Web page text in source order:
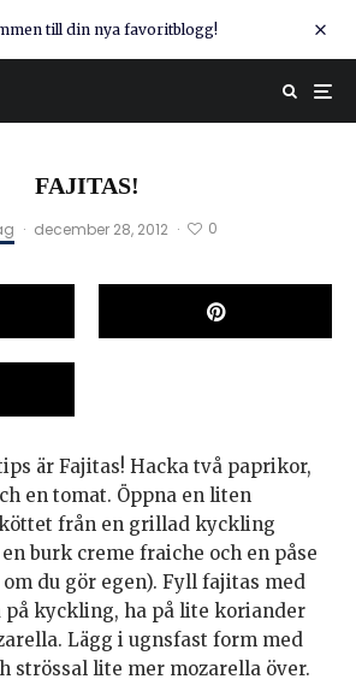
till din nya favoritblogg!
FAJITAS!
· december 28, 2012 · 0
är Fajitas! Hacka två paprikor,
en tomat. Öppna en liten
från en grillad kyckling
burk creme fraiche och en påse
du gör egen). Fyll fajitas med
på kyckling, ha på lite koriander
Lägg i ugnsfast form med
strössal lite mer mozarella över.